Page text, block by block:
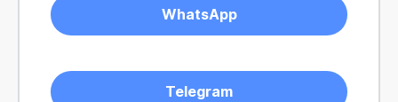
WhatsApp
Telegram